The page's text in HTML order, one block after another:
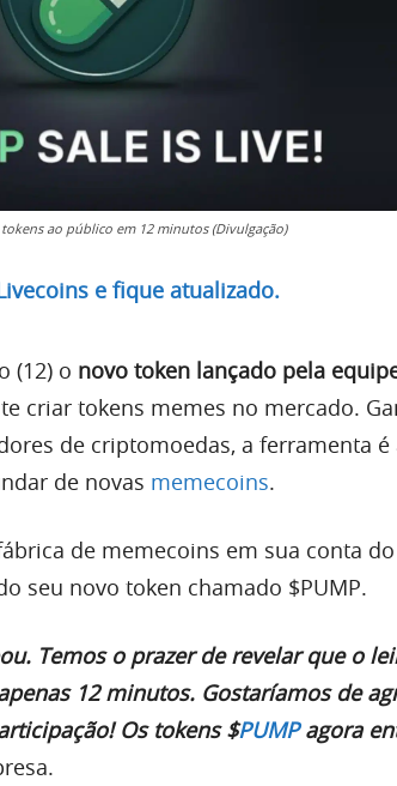
ao público em 12 minutos (Divulgação)
e fique atualizado.
(12) o novo token lançado pela
criar tokens memes no mercado.
de criptomoedas, a ferramenta é
de novas memecoins.
de memecoins em sua conta do
seu novo token chamado $PUMP.
Temos o prazer de revelar que o
12 minutos. Gostaríamos de
Os tokens $PUMPagora